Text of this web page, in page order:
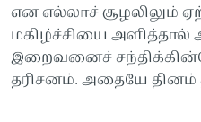
என எல்லாச் சூழலிலும்
மகிழ்ச்சியை அளித்தால்
இறைவனைச்
தரிசனம். அதையே தினம்